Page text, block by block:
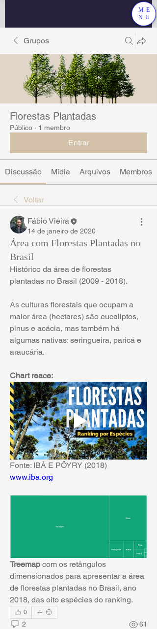
ME
NU
Grupos
Florestas Plantadas
Público · 1 membro
Entrar
Discussão Mídia Arquivos Membros
Voltar
Fábio Vieira
14 de janeiro de 2020
Área com Florestas Plantadas no
Brasil
Histórico da área de florestas
plantadas no Brasil (2009 - 2018).
As culturas florestais que ocupam a
maior área (hectares) são eucaliptos,
pinus e acácia, mas também há
algumas nativas: seringueira, paricá e
araucária.
Chart reace:
www.iba.org
Treemap com os retângulos
dimensionados para apresentar a área
de florestas plantadas no Brasil, ano
2018, das oito espécies do ranking.
0
2 61